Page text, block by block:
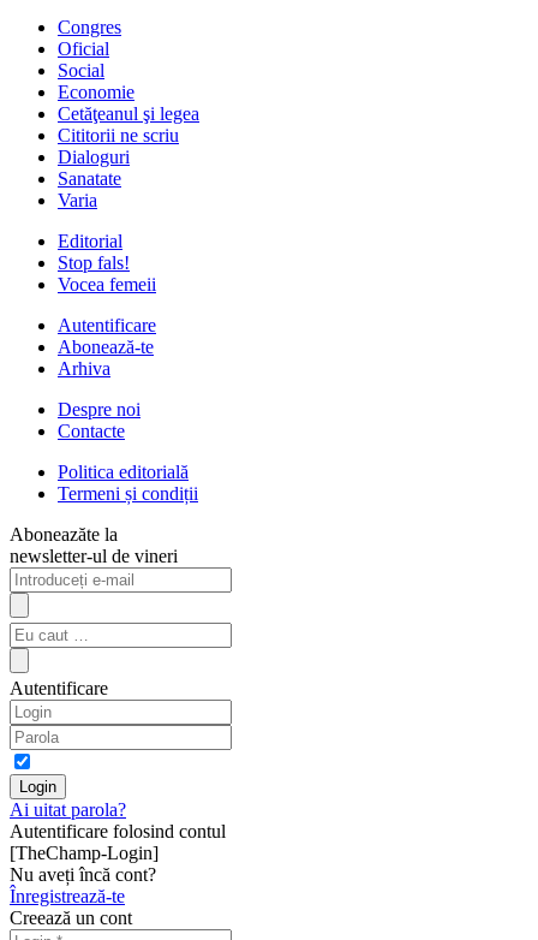
Congres
Oficial
Social
Economie
Cetăţeanul şi legea
Cititorii ne scriu
Dialoguri
Sanatate
Varia
Editorial
Stop fals!
Vocea femeii
Autentificare
Abonează-te
Arhiva
Despre noi
Contacte
Politica editorială
Termeni și condiții
Aboneazăte la
newsletter-ul de vineri
Autentificare
Ai uitat parola?
Autentificare folosind contul
[TheChamp-Login]
Nu aveți încă cont?
Înregistrează-te
Creează un cont